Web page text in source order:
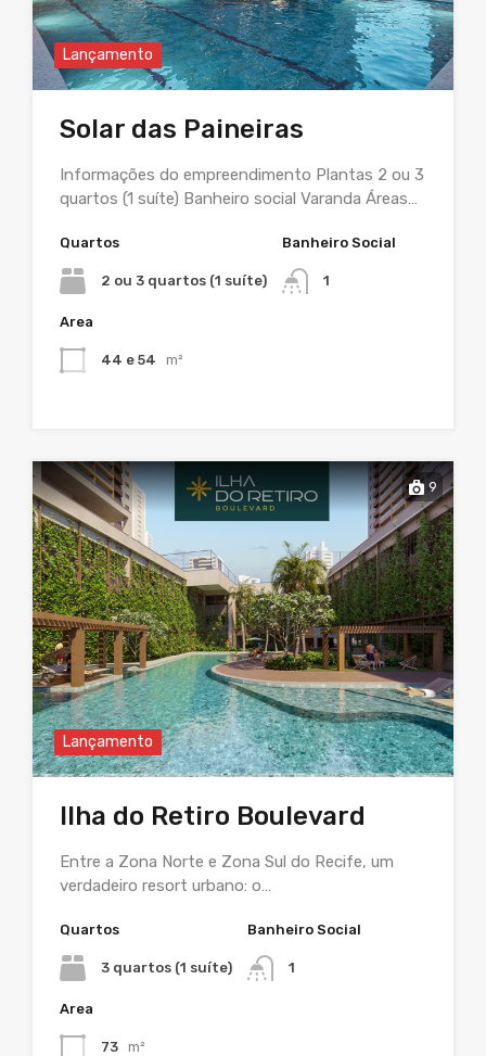
Lançamento
Solar das Paineiras
Informações do empreendimento Plantas 2 ou 3
quartos (1 suíte) Banheiro social Varanda Áreas…
Quartos
2 ou 3 quartos (1 suíte)
Banheiro Social
1
Area
44 e 54 m²
9
Lançamento
Ilha do Retiro Boulevard
Entre a Zona Norte e Zona Sul do Recife, um
verdadeiro resort urbano: o…
Quartos
3 quartos (1 suíte)
Banheiro Social
1
Area
73 m²